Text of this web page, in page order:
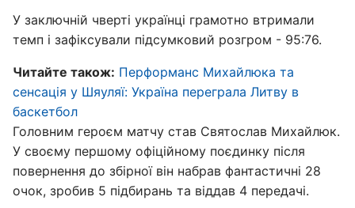
У заключній чверті українці грамотно втримали
темп і зафіксували підсумковий розгром - 95:76.
Читайте також: Перформанс Михайлюка та
сенсація у Шяуляї: Україна переграла Литву в
баскетбол
Головним героєм матчу став Святослав Михайлюк.
У своєму першому офіційному поєдинку після
повернення до збірної він набрав фантастичні 28
очок, зробив 5 підбирань та віддав 4 передачі.